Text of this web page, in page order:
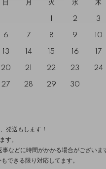
日 月 火 水 木
2 3
6 7 8 9 10
13 14 15 16 17
20 21 22 23 24
27 28 29 30
発送もします！
す。
などに時間がかかる場合がございま
きる限り対応してます。